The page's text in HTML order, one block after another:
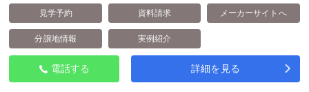
見学予約 資料請求 メーカーサイトへ
分譲地情報 実例紹介
電話する 詳細を見る